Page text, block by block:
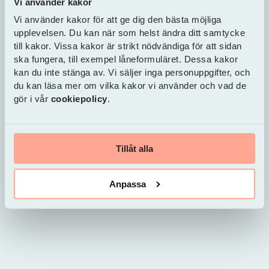
Vi använder kakor för att ge dig den bästa möjliga
upplevelsen. Du kan när som helst ändra ditt samtycke
till kakor. Vissa kakor är strikt nödvändiga för att sidan
ska fungera, till exempel låneformuläret. Dessa kakor
kan du inte stänga av. Vi säljer inga personuppgifter, och
du kan läsa mer om vilka kakor vi använder och vad de
gör i vår cookiepolicy.
Tillåt alla
Anpassa
Denna artikel skrevs 12 mars 2021 och uppdaterades 24
april 2026 klockan 13:19
Viktor Ström
Head of online sales och redaktör
Linkedin: Viktor Ström